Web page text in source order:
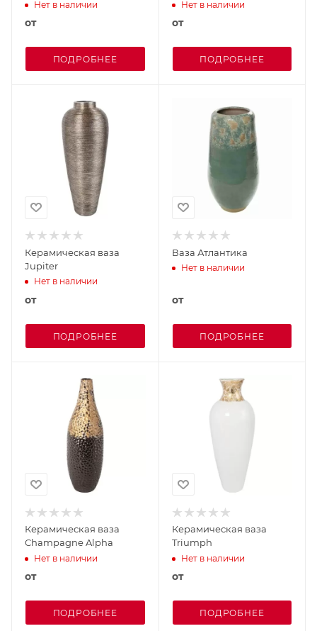
Нет в наличии
от
ПОДРОБНЕЕ
Нет в наличии
от
ПОДРОБНЕЕ
Керамическая ваза
Jupiter
Нет в наличии
от
ПОДРОБНЕЕ
Ваза Атлантика
Нет в наличии
от
ПОДРОБНЕЕ
Керамическая ваза
Champagne Alpha
Нет в наличии
от
ПОДРОБНЕЕ
Керамическая ваза
Triumph
Нет в наличии
от
ПОДРОБНЕЕ